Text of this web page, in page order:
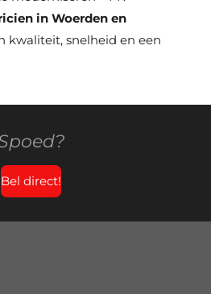
in Woerden en
kwaliteit, snelheid en een
Bel direct!